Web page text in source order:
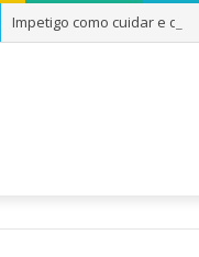
Impetigo como cuidar e